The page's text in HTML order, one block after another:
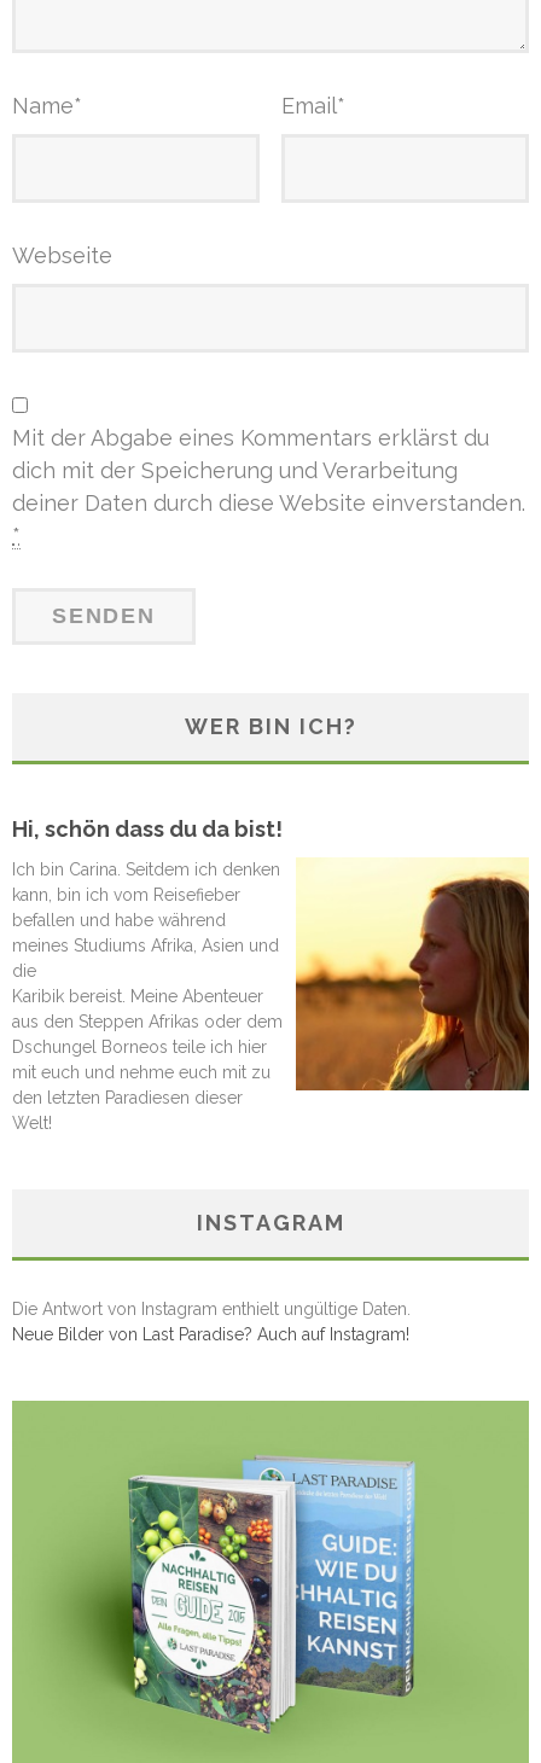
Name* Email*
Webseite
Mit der Abgabe eines Kommentars erklärst du
dich mit der Speicherung und Verarbeitung
deiner Daten durch diese Website einverstanden.
*
WER BIN ICH?
Hi, schön dass du da bist!
Ich bin Carina. Seitdem ich denken
kann, bin ich vom Reisefieber
befallen und habe während
meines Studiums Afrika, Asien und
die
Karibik bereist. Meine Abenteuer
aus den Steppen Afrikas oder dem
Dschungel Borneos teile ich hier
mit euch und nehme euch mit zu
den letzten Paradiesen dieser
Welt!
INSTAGRAM
Die Antwort von Instagram enthielt ungültige Daten.
Neue Bilder von Last Paradise? Auch auf Instagram!